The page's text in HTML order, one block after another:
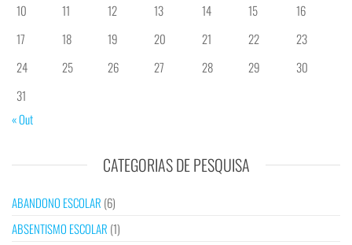
10
11 12 13 14 15
16
17
18 19 20 21 22
23
24
25 26 27 28 29
30
31
« Out
CATEGORIAS DE PESQUISA
ABANDONO ESCOLAR (6)
ABSENTISMO ESCOLAR (1)